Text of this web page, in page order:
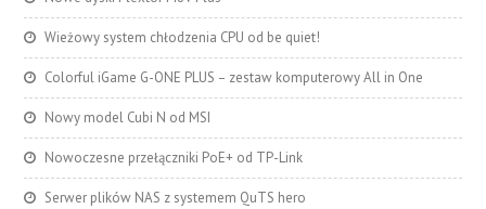
Wieżowy system chłodzenia CPU od be quiet!
Colorful iGame G-ONE PLUS – zestaw komputerowy All in One
Nowy model Cubi N od MSI
Nowoczesne przełączniki PoE+ od TP-Link
Serwer plików NAS z systemem QuTS hero